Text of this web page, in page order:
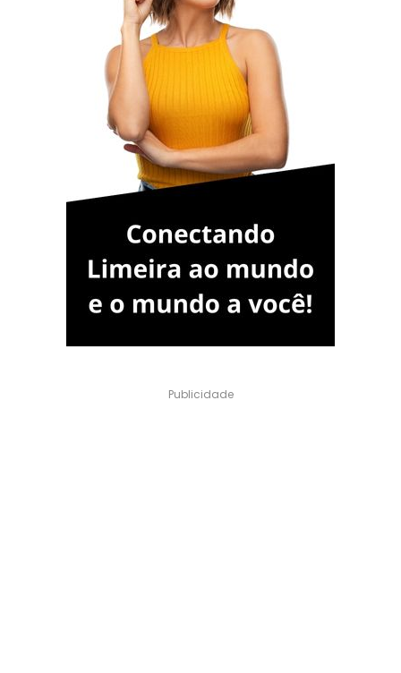
Publicidade